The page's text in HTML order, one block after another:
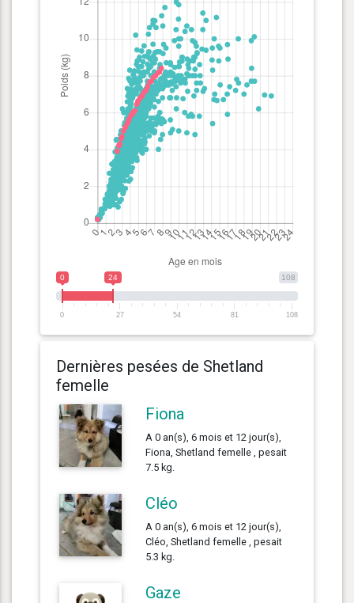
108
0 24
0 27 54 81 108
Dernières pesées de Shetland
femelle
Fiona
A 0 an(s), 6 mois et 12 jour(s),
Fiona, Shetland femelle , pesait
7.5 kg.
Cléo
A 0 an(s), 6 mois et 12 jour(s),
Cléo, Shetland femelle , pesait
5.3 kg.
Gaze